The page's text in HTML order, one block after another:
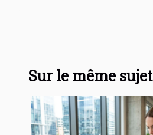
Sur le même sujet